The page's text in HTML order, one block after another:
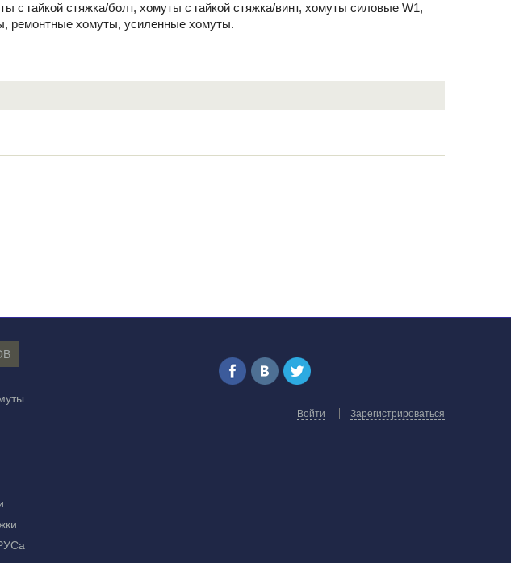
с гайкой стяжка/болт, хомуты с гайкой стяжка/винт, хомуты силовые W1,
ремонтные хомуты, усиленные хомуты.
Войти Зарегистрироваться